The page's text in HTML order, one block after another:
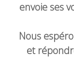
envoie ses
Nous
et